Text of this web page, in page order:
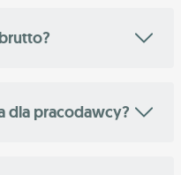
dla pracodawcy?